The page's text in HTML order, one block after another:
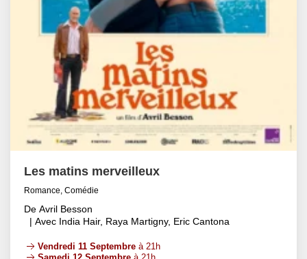
Les matins merveilleux
Romance, Comédie
De Avril Besson
| Avec India Hair, Raya Martigny, Eric Cantona
Vendredi 11 Septembre à 21h